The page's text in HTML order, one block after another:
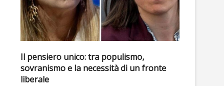
Il pensiero unico: tra populismo,
sovranismo e la necessità di un fronte
liberale